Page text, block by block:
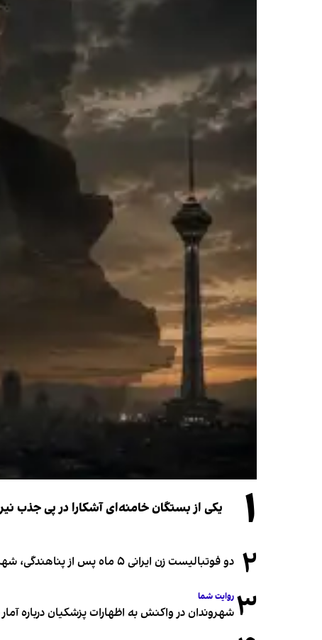
۱ یکی از بستگان خامنه‌ای آشکارا در پی جذب
۲ دو فوتبالیست زن ایرانی ۵ ماه پس از پناهندگی، شهروند استرالیا شدند
۳ روایت شما
شهروندان در واکنش به اظهارات پزشکیان درباره آمار